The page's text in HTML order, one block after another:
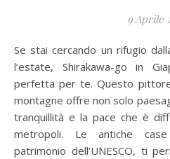
9 Aprile
Se stai cercando un rifugio dalla calura delle città durante
l’estate, Shirakawa-go in
perfetta per te. Questo
montagne offre non solo
tranquillità e la pace che è
metropoli. Le antiche
patrimonio dell’UNESCO, ti